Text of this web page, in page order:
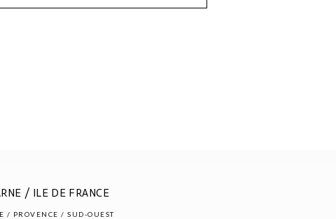
/ ILE DE FRANCE
/ PROVENCE / SUD-OUEST